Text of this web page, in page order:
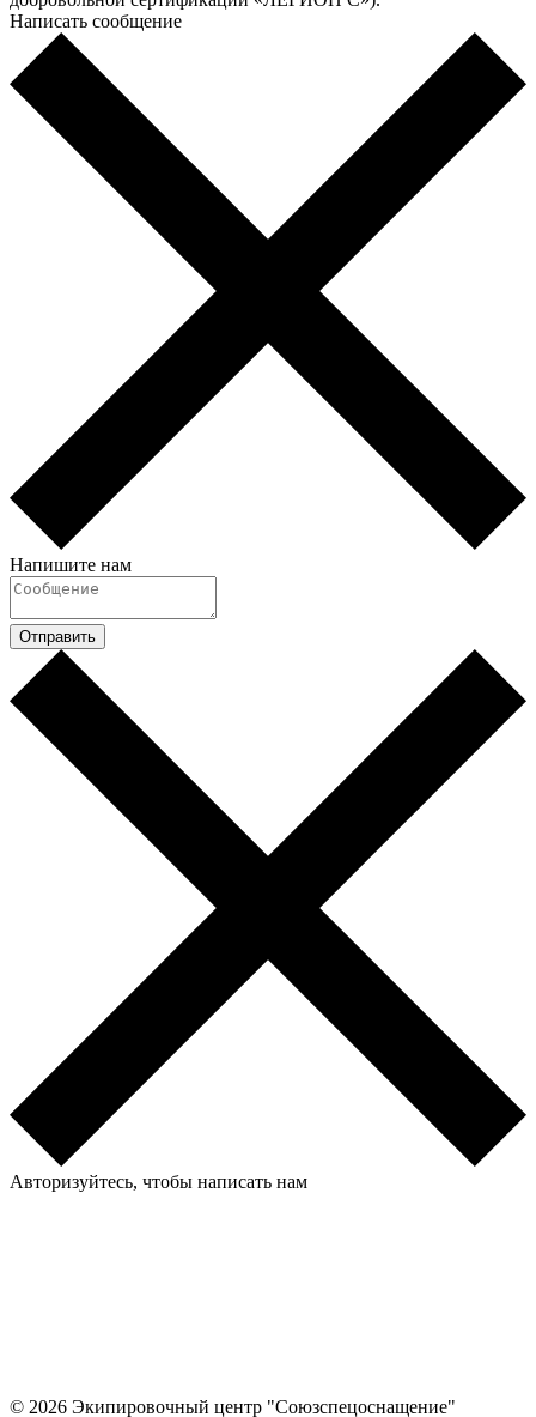
Написать сообщение
Напишите нам
Отправить
Авторизуйтесь, чтобы написать нам
© 2026 Экипировочный центр "Союзспецоснащение"